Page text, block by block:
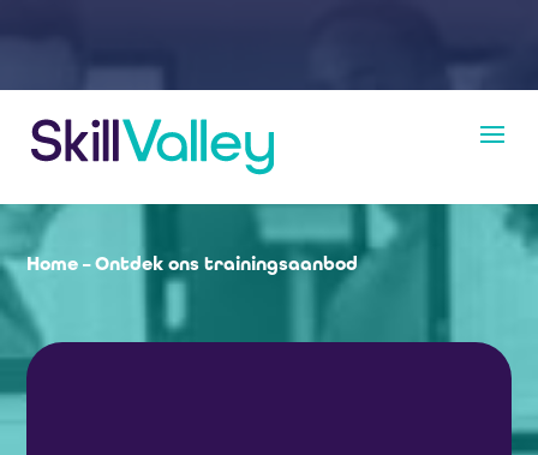
Home –Ontdek ons trainingsaanbod